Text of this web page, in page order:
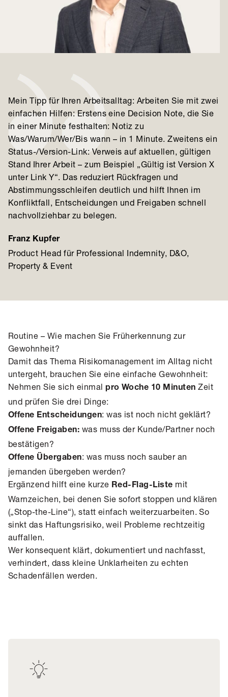
Mein Tipp für Ihren Arbeitsalltag: Arbeiten Sie mit zwei
einfachen Hilfen: Erstens eine Decision Note, die Sie
in einer Minute festhalten: Notiz zu
Was/Warum/Wer/Bis wann – in 1 Minute. Zweitens ein
Status-/Version-Link: Verweis auf aktuellen, gültigen
Stand Ihrer Arbeit – zum Beispiel „Gültig ist Version X
unter Link Y“. Das reduziert Rückfragen und
Abstimmungsschleifen deutlich und hilft Ihnen im
Konfliktfall, Entscheidungen und Freigaben schnell
Franz Kupfer
Product Head für Professional Indemnity, D&O,
Property & Event
Routine – Wie machen Sie Früherkennung zur
Gewohnheit?
Damit das Thema Risikomanagement im Alltag nicht
untergeht, brauchen Sie eine einfache Gewohnheit:
Nehmen Sie sich einmalpro Woche 10 Minuten Zeit
und prüfen Sie drei Dinge:
Offene Entscheidungen: was ist noch nicht geklärt?
Offene Freigaben: was muss der Kunde/Partner noch
bestätigen?
Offene Übergaben: was muss noch sauber an
jemanden übergeben werden?
Ergänzend hilft eine kurze Red-Flag-Liste mit
Warnzeichen, bei denen Sie sofort stoppen und klären
(„Stop-the-Line“), statt einfach weiterzuarbeiten. So
sinkt das Haftungsrisiko, weil Probleme rechtzeitig
auffallen.
Wer konsequent klärt, dokumentiert und nachfasst,
verhindert, dass kleine Unklarheiten zu echten
Schadenfällen werden.